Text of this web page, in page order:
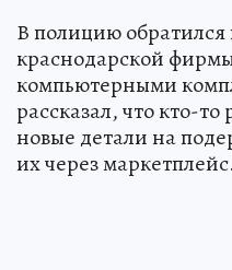
В полицию обратился
краснодарской
компьютерными
рассказал, что кто-
новые детали на
их через маркетплейс.